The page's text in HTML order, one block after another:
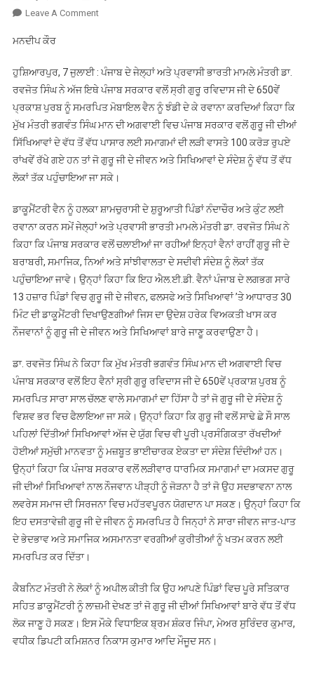
Leave A CommentOn
ਰਵਿਦਾਸ
ਜੀ
ਦੀਆਂ
ਸਿਖਿਆਵਾਂ
ਦਾ
ਸੰਦੇਸ਼
ਸੂਬੇ
ਹਰ
ਕੋਨੇ
ਪਹੁੰਚਾਏਗੀ
ਰਵਜੋਤ
ਸਿੰਘ
ਮਨਦੀਪ ਕੌਰ
ਹੁਸ਼ਿਆਰਪੁਰ, 7 ਜੁਲਾਈ : ਪੰਜਾਬ ਦੇ ਜੇਲ੍ਹਾਂ ਅਤੇ ਪ੍ਰਵਾਸੀ ਭਾਰਤੀ ਮਾਮਲੇ ਮੰਤਰੀ ਡਾ.
ਰਵਜੋਤ ਸਿੰਘ ਨੇ ਅੱਜ ਇਥੇ ਪੰਜਾਬ ਸਰਕਾਰ ਵਲੋਂ ਸ੍ਰੀ ਗੁਰੂ ਰਵਿਦਾਸ ਜੀ ਦੇ 650ਵੇਂ
ਪ੍ਰਕਾਸ਼ ਪੁਰਬ ਨੂੰ ਸਮਰਪਿਤ ਮੋਬਾਇਲ ਵੈਨ ਨੂੰ ਝੰਡੀ ਦੇ ਕੇ ਰਵਾਨਾ ਕਰਦਿਆਂ ਕਿਹਾ ਕਿ
ਮੁੱਖ ਮੰਤਰੀ ਭਗਵੰਤ ਸਿੰਘ ਮਾਨ ਦੀ ਅਗਵਾਈ ਵਿਚ ਪੰਜਾਬ ਸਰਕਾਰ ਵਲੋਂ ਗੁਰੂ ਜੀ ਦੀਆਂ
ਸਿੱਖਿਆਵਾਂ ਦੇ ਵੱਧ ਤੋਂ ਵੱਧ ਪਾਸਾਰ ਲਈ ਸਮਾਗਮਾਂ ਦੀ ਲੜੀ ਵਾਸਤੇ 100 ਕਰੋੜ ਰੁਪਏ
ਰਾਂਖਵੇਂ ਰੱਖੇ ਗਏ ਹਨ ਤਾਂ ਜੋ ਗੁਰੂ ਜੀ ਦੇ ਜੀਵਨ ਅਤੇ ਸਿਖਿਆਵਾਂ ਦੇ ਸੰਦੇਸ਼ ਨੂੰ ਵੱਧ ਤੋਂ ਵੱਧ
ਲੋਕਾਂ ਤੱਕ ਪਹੁੰਚਾਇਆ ਜਾ ਸਕੇ।
ਡਾਕੂਮੈਂਟਰੀ ਵੈਨ ਨੂੰ ਹਲਕਾ ਸ਼ਾਮਚੁਰਾਸੀ ਦੇ ਸ਼ੁਰੂਆਤੀ ਪਿੰਡਾਂ ਨੰਦਾਚੌਰ ਅਤੇ ਕੁੰਟ ਲਈ
ਰਵਾਨਾ ਕਰਨ ਸਮੇਂ ਜੇਲ੍ਹਾਂ ਅਤੇ ਪ੍ਰਵਾਸੀ ਭਾਰਤੀ ਮਾਮਲੇ ਮੰਤਰੀ ਡਾ. ਰਵਜੋਤ ਸਿੰਘ ਨੇ
ਕਿਹਾ ਕਿ ਪੰਜਾਬ ਸਰਕਾਰ ਵਲੋਂ ਚਲਾਈਆਂ ਜਾ ਰਹੀਆਂ ਇਨ੍ਹਾਂ ਵੈਨਾਂ ਰਾਹੀਂ ਗੁਰੂ ਜੀ ਦੇ
ਬਰਾਬਰੀ, ਸਮਾਜਿਕ, ਨਿਆਂ ਅਤੇ ਸਾਂਝੀਵਾਲਤਾ ਦੇ ਸਦੀਵੀ ਸੰਦੇਸ਼ ਨੂੰ ਲੋਕਾਂ ਤੱਕ
ਪਹੁੰਚਾਇਆ ਜਾਵੇ। ਉਨ੍ਹਾਂ ਕਿਹਾ ਕਿ ਇਹ ਐਲ.ਈ.ਡੀ. ਵੈਨਾਂ ਪੰਜਾਬ ਦੇ ਲਗਭਗ ਸਾਰੇ
13 ਹਜ਼ਾਰ ਪਿੰਡਾਂ ਵਿਚ ਗੁਰੂ ਜੀ ਦੇ ਜੀਵਨ, ਫਲਸਫੇ ਅਤੇ ਸਿਖਿਆਵਾਂ ’ਤੇ ਆਧਾਰਤ 30
ਮਿੰਟ ਦੀ ਡਾਕੂਮੈਂਟਰੀ ਦਿਖਾਉਣਗੀਆਂ ਜਿਸ ਦਾ ਉਦੇਸ਼ ਹਰੇਕ ਵਿਅਕਤੀ ਖਾਸ ਕਰ
ਨੌਜਵਾਨਾਂ ਨੂੰ ਗੁਰੂ ਜੀ ਦੇ ਜੀਵਨ ਅਤੇ ਸਿਖਿਆਵਾਂ ਬਾਰੇ ਜਾਣੂ ਕਰਵਾਉਣਾ ਹੈ।
ਡਾ. ਰਵਜੋਤ ਸਿੰਘ ਨੇ ਕਿਹਾ ਕਿ ਮੁੱਖ ਮੰਤਰੀ ਭਗਵੰਤ ਸਿੰਘ ਮਾਨ ਦੀ ਅਗਵਾਈ ਵਿਚ
ਪੰਜਾਬ ਸਰਕਾਰ ਵਲੋਂ ਇਹ ਵੈਨਾਂ ਸ੍ਰੀ ਗੁਰੂ ਰਵਿਦਾਸ ਜੀ ਦੇ 650ਵੇਂ ਪ੍ਰਕਾਸ਼ ਪੁਰਬ ਨੂੰ
ਸਮਰਪਿਤ ਸਾਰਾ ਸਾਲ ਚੱਲਣ ਵਾਲੇ ਸਮਾਗਮਾਂ ਦਾ ਹਿੱਸਾ ਹੈ ਤਾਂ ਜੋ ਗੁਰੂ ਜੀ ਦੇ ਸੰਦੇਸ਼ ਨੂੰ
ਵਿਸ਼ਵ ਭਰ ਵਿਚ ਫੈਲਾਇਆ ਜਾ ਸਕੇ। ਉਨ੍ਹਾਂ ਕਿਹਾ ਕਿ ਗੁਰੂ ਜੀ ਵਲੋਂ ਸਾਢੇ ਛੇ ਸੌ ਸਾਲ
ਪਹਿਲਾਂ ਦਿੱਤੀਆਂ ਸਿਖਿਆਵਾਂ ਅੱਜ ਦੇ ਯੁੱਗ ਵਿਚ ਵੀ ਪੂਰੀ ਪ੍ਰਸੰਗਿਕਤਾ ਰੱਖਦੀਆਂ
ਹੋਈਆਂ ਸਮੁੱਚੀ ਮਾਨਵਤਾ ਨੂੰ ਮਜ਼ਬੂਤ ਭਾਈਚਾਰਕ ਏਕਤਾ ਦਾ ਸੰਦੇਸ਼ ਦਿੰਦੀਆਂ ਹਨ।
ਉਨ੍ਹਾਂ ਕਿਹਾ ਕਿ ਪੰਜਾਬ ਸਰਕਾਰ ਵਲੋਂ ਲੜੀਵਾਰ ਧਾਰਮਿਕ ਸਮਾਗਮਾਂ ਦਾ ਮਕਸਦ ਗੁਰੂ
ਜੀ ਦੀਆਂ ਸਿਖਿਆਵਾਂ ਨਾਲ ਨੌਜਵਾਨ ਪੀੜ੍ਹੀ ਨੂੰ ਜੋੜਨਾ ਹੈ ਤਾਂ ਜੋ ਉਹ ਸਦਭਾਵਨਾ ਨਾਲ
ਲਵਰੇਸ ਸਮਾਜ ਦੀ ਸਿਰਜਨਾ ਵਿਚ ਮਹੱਤਵਪੂਰਨ ਯੋਗਦਾਨ ਪਾ ਸਕਣ। ਉਨ੍ਹਾਂ ਕਿਹਾ ਕਿ
ਇਹ ਦਸਤਾਵੇਜ਼ੀ ਗੁਰੂ ਜੀ ਦੇ ਜੀਵਨ ਨੂੰ ਸਮਰਪਿਤ ਹੈ ਜਿਨ੍ਹਾਂ ਨੇ ਸਾਰਾ ਜੀਵਨ ਜਾਤ-ਪਾਤ
ਦੇ ਭੇਦਭਾਵ ਅਤੇ ਸਮਾਜਿਕ ਅਸਮਾਨਤਾ ਵਰਗੀਆਂ ਕੁਰੀਤੀਆਂ ਨੂੰ ਖਤਮ ਕਰਨ ਲਈ
ਸਮਰਪਿਤ ਕਰ ਦਿੱਤਾ।
ਕੈਬਨਿਟ ਮੰਤਰੀ ਨੇ ਲੋਕਾਂ ਨੂੰ ਅਪੀਲ ਕੀਤੀ ਕਿ ਉਹ ਆਪਣੇ ਪਿੰਡਾਂ ਵਿਚ ਪੂਰੇ ਸਤਿਕਾਰ
ਸਹਿਤ ਡਾਕੂਮੈਂਟਰੀ ਨੂੰ ਲਾਜ਼ਮੀ ਦੇਖਣ ਤਾਂ ਜੋ ਗੁਰੂ ਜੀ ਦੀਆਂ ਸਿਖਿਆਵਾਂ ਬਾਰੇ ਵੱਧ ਤੋਂ ਵੱਧ
ਲੋਕ ਜਾਣੂ ਹੋ ਸਕਣ। ਇਸ ਮੌਕੇ ਵਿਧਾਇਕ ਬ੍ਰਮ ਸ਼ੰਕਰ ਜਿੰਪਾ, ਮੇਅਰ ਸੁਰਿੰਦਰ ਕੁਮਾਰ,
ਵਧੀਕ ਡਿਪਟੀ ਕਮਿਸ਼ਨਰ ਨਿਕਾਸ ਕੁਮਾਰ ਆਦਿ ਮੌਜੂਦ ਸਨ।